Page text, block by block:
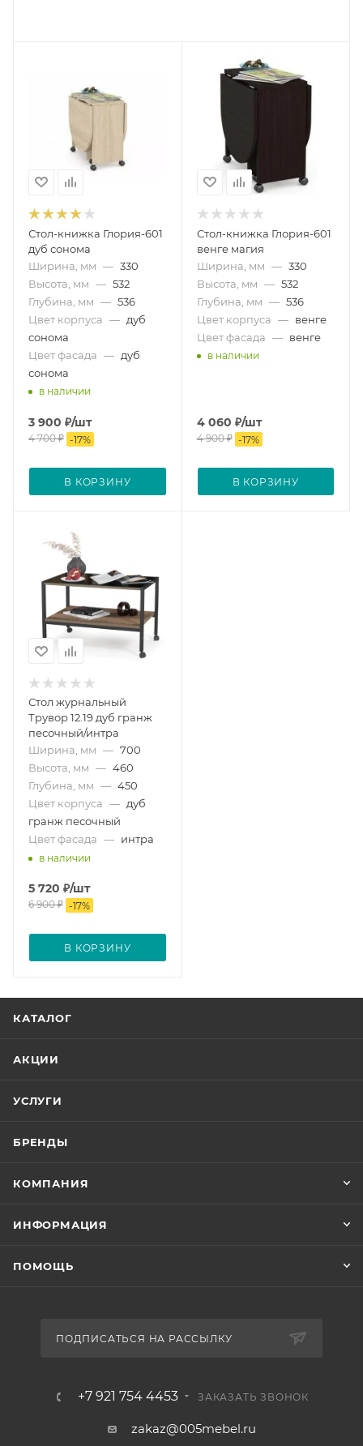
Стол-книжка Глория-601
дуб сонома
Ширина, мм — 330
Высота, мм — 532
Глубина, мм — 536
Цвет корпуса — дуб
сонома
Цвет фасада — дуб
сонома
в наличии
3 900 ₽/шт
4 700₽ -17%
В КОРЗИНУ
Стол-книжка Глория-601
венге магия
Ширина, мм — 330
Высота, мм — 532
Глубина, мм — 536
Цвет корпуса — венге
Цвет фасада — венге
в наличии
4 060 ₽/шт
4 900₽ -17%
В КОРЗИНУ
Стол журнальный
Трувор 12.19 дуб гранж
песочный/интра
Ширина, мм — 700
Высота, мм — 460
Глубина, мм — 450
Цвет корпуса — дуб
гранж песочный
Цвет фасада — интра
в наличии
5 720 ₽/шт
6 900₽ -17%
В КОРЗИНУ
КАТАЛОГ
АКЦИИ
УСЛУГИ
БРЕНДЫ
КОМПАНИЯ
ИНФОРМАЦИЯ
ПОМОЩЬ
ПОДПИСАТЬСЯ НА РАССЫЛКУ
+7 921 754 4453 ЗАКАЗАТЬ ЗВОНОК
zakaz@005mebel.ru